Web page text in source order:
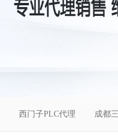
西门子PLC代理 成都